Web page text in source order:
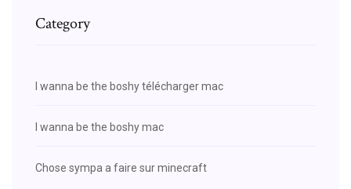
Category
I wanna be the boshy télécharger mac
I wanna be the boshy mac
Chose sympa a faire sur minecraft